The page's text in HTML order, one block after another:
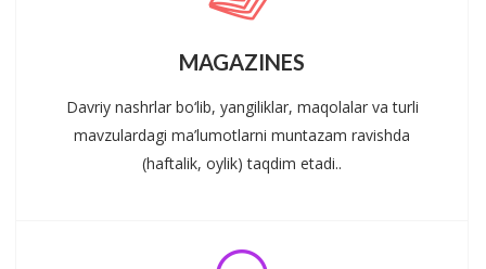
MAGAZINES
Davriy nashrlar bo‘lib, yangiliklar, maqolalar va turli
mavzulardagi ma’lumotlarni muntazam ravishda
(haftalik, oylik) taqdim etadi..